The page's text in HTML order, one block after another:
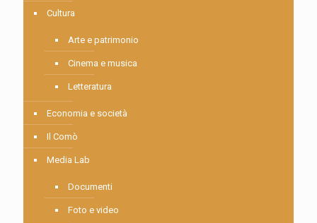
Cultura
Arte e patrimonio
Cinema e musica
Letteratura
Economia e società
Il Comò
Media Lab
Documenti
Foto e video